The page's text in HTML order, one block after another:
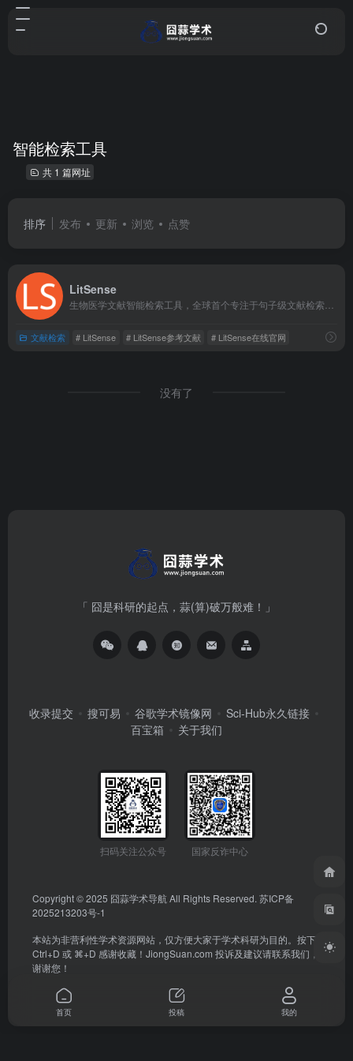
智能检索工具
共 1 篇网址
排序 发布 更新 浏览 点赞
LitSense
文献检索 # LitSense # LitSense参考文献 # LitSense在线官网
没有了
「 囧是科研的起点，蒜(算)破万般难！」
收录提交 搜可易 谷歌学术镜像网
Sci-Hub永久链接
百宝箱
关于我们
扫码关注公众号 国家反诈中心
Copyright © 2025 囧蒜学术导航 All Rights Reserved. 苏ICP备
2025213203号-1
本站为非营利性学术资源网站，仅方便大家于学术科研为目的。按下
Ctrl+D 或 ⌘+D 感谢收藏！ JiongSuan.com 投诉及建议请联系我们，
谢谢您！
首页 投稿 我的